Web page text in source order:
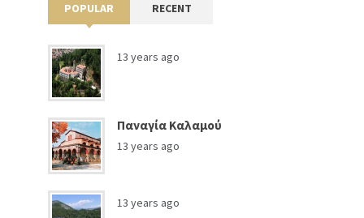
POPULAR RECENT
13 years ago
Παναγία Καλαμού
13 years ago
13 years ago